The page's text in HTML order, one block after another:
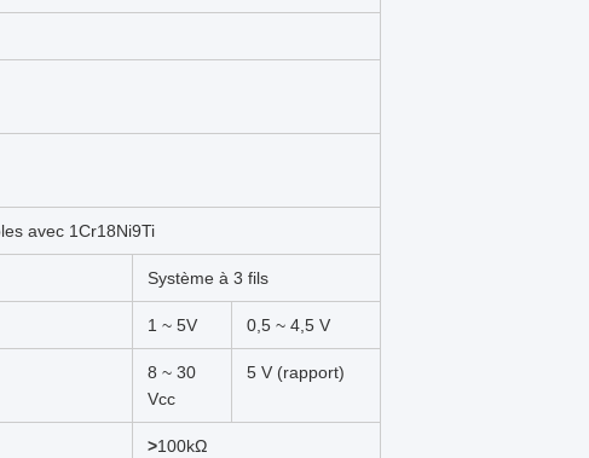
avec 1Cr18Ni9Ti
Système à 3 fils
1 ~ 5V 0,5 ~ 4,5 V
8 ~ 30
Vcc
5 V (rapport)
>100kΩ